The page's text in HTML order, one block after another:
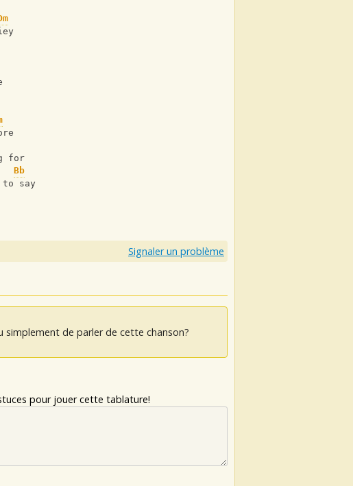
for
Bb
to say
Signaler un problème
simplement de parler de cette chanson?
pour jouer cette tablature!